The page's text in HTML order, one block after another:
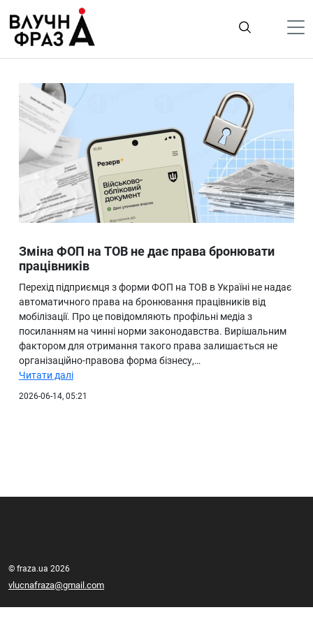
содержимому
Гроші
Життя
Лайфстайл
ТехноНаука
Людина
Ukraine
Про нас
Зміна ФОП на ТОВ не дає права бронювати
працівників
Перехід підприємця з форми ФОП на ТОВ в Україні не надає
автоматичного права на бронювання працівників від
мобілізації. Про це повідомляють профільні медіа з
посиланням на чинні норми законодавства. Вирішальним
фактором для отримання такого права залишається не
організаційно-правова форма бізнесу,…
Читати далі
2026-06-14, 05:21
© fraza.ua 2026
vlucnafraza@gmail.com